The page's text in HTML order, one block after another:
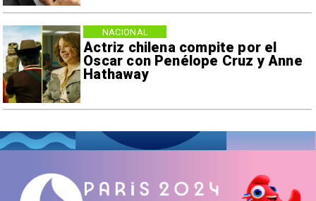
Actriz chilena compite por el
Oscar con Penélope Cruz y Anne
Hathaway
NACIONAL